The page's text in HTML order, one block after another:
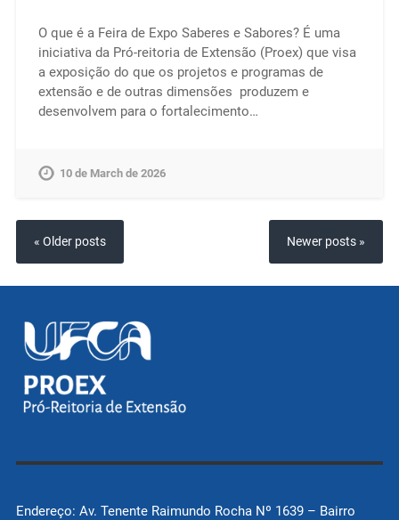
O que é a Feira de Expo Saberes e Sabores? É uma
iniciativa da Pró-reitoria de Extensão (Proex) que visa
a exposição do que os projetos e programas de
extensão e de outras dimensões produzem e
desenvolvem para o fortalecimento…
10 de March de 2026
« Older posts Newer posts »
Endereço: Av. Tenente Raimundo Rocha Nº 1639 – Bairro